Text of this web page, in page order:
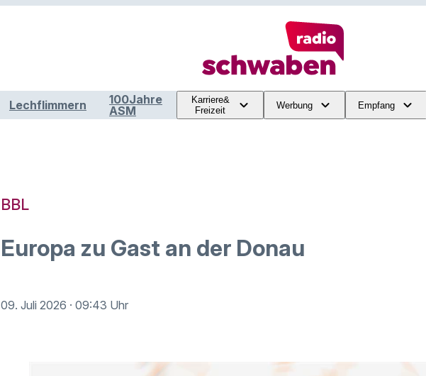
Lechflimmern
100Jahre
ASM
Karriere&
Freizeit
Werbung Empfang
BBL
Europa zu Gast an der Donau
09. Juli 2026 · 09:43 Uhr